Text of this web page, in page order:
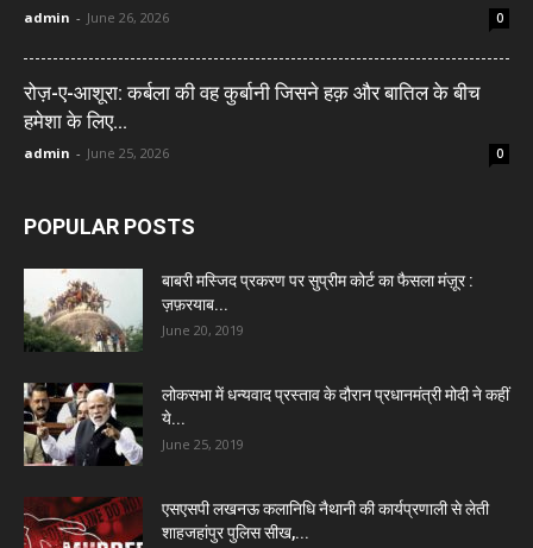
admin - June 26, 2026 0
रोज़-ए-आशूरा: कर्बला की वह कुर्बानी जिसने हक़ और बातिल के बीच
हमेशा के लिए...
admin - June 25, 2026 0
POPULAR POSTS
बाबरी मस्जिद प्रकरण पर सुप्रीम कोर्ट का फैसला मंज़ूर :
ज़फ़रयाब...
June 20, 2019
लोकसभा में धन्यवाद प्रस्ताव के दौरान प्रधानमंत्री मोदी ने कहीं
ये...
June 25, 2019
एसएसपी लखनऊ कलानिधि नैथानी की कार्यप्रणाली से लेती
शाहजहांपुर पुलिस सीख,...